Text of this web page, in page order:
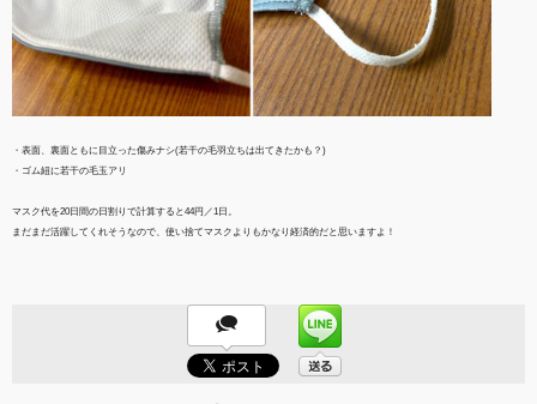
・表面、裏面ともに目立った傷みナシ(若干の毛羽立ちは出てきたかも？)
・ゴム紐に若干の毛玉アリ
マスク代を20日間の日割りで計算すると44円／1日。
まだまだ活躍してくれそうなので、使い捨てマスクよりもかなり経済的だと思いますよ！